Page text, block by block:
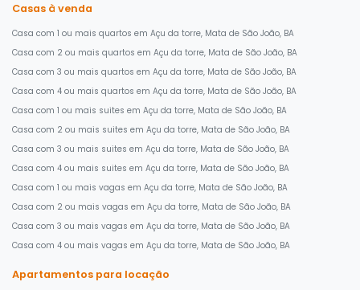
Casas à venda
Casa com 1 ou mais quartos em Açu da torre, Mata de São João, BA
Casa com 2 ou mais quartos em Açu da torre, Mata de São João, BA
Casa com 3 ou mais quartos em Açu da torre, Mata de São João, BA
Casa com 4 ou mais quartos em Açu da torre, Mata de São João, BA
Casa com 1 ou mais suites em Açu da torre, Mata de São João, BA
Casa com 2 ou mais suites em Açu da torre, Mata de São João, BA
Casa com 3 ou mais suites em Açu da torre, Mata de São João, BA
Casa com 4 ou mais suites em Açu da torre, Mata de São João, BA
Casa com 1 ou mais vagas em Açu da torre, Mata de São João, BA
Casa com 2 ou mais vagas em Açu da torre, Mata de São João, BA
Casa com 3 ou mais vagas em Açu da torre, Mata de São João, BA
Casa com 4 ou mais vagas em Açu da torre, Mata de São João, BA
Apartamentos para locação